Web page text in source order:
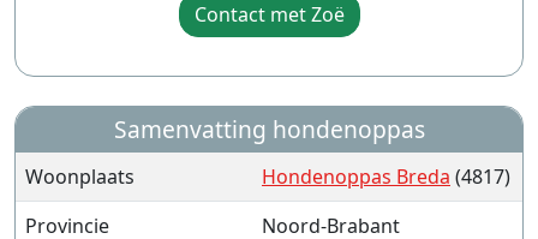
Contact met Zoë
Samenvatting hondenoppas
Woonplaats Hondenoppas Breda (4817)
Provincie
Noord-Brabant